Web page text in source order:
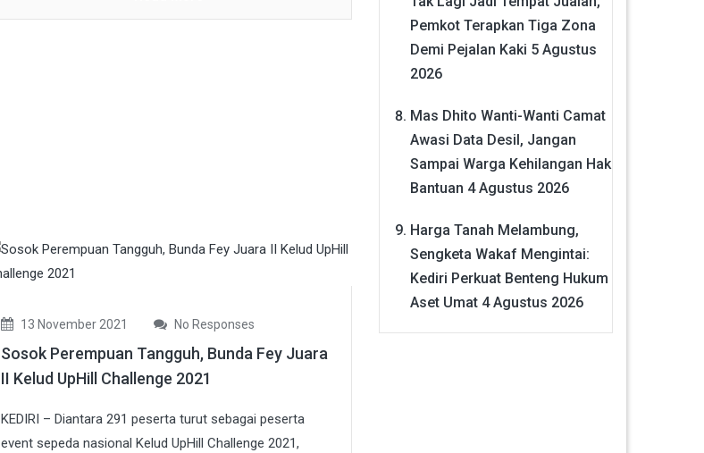
13 November 2021 No Responses
Sosok Perempuan Tangguh, Bunda Fey Juara
II Kelud UpHill Challenge 2021
KEDIRI – Diantara 291 peserta turut sebagai peserta
event sepeda nasional Kelud UpHill Challenge 2021,
Pemkot Terapkan Tiga Zona
Demi Pejalan Kaki 5 Agustus
2026
Mas Dhito Wanti-Wanti Camat
Awasi Data Desil, Jangan
Sampai Warga Kehilangan Hak
Bantuan 4 Agustus 2026
Harga Tanah Melambung,
Sengketa Wakaf Mengintai:
Kediri Perkuat Benteng Hukum
Aset Umat 4 Agustus 2026